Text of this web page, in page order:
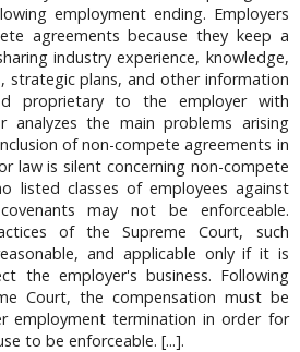
employment ending. Employers
agreements because they keep a
industry experience, knowledge,
strategic plans, and other information
proprietary to the employer with
analyzes the main problems arising
of non-compete agreements in
law is silent concerning non-compete
listed classes of employees against
may not be enforceable.
of the Supreme Court, such
and applicable only if it is
the employer's business. Following
Court, the compensation must be
employment termination in order for
to be enforceable. [...].